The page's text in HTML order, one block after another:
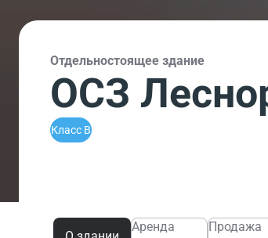
Отдельностоящее здание
ОСЗ
Класс B
Аренда
Продажа